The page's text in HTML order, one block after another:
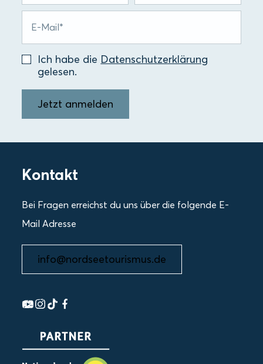
Ich habe die Datenschutzerklärung
gelesen.
Jetzt anmelden
Kontakt
Bei Fragen erreichst du uns über die folgende E-
Mail Adresse
info@nordseetourismus.de